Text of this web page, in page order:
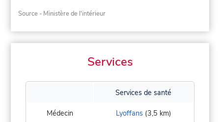
Source - Ministère de l'intérieur
Services
Services de santé
Médecin Lyoffans(3,5 km)